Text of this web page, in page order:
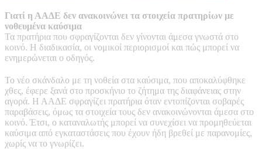
Γιατί η ΑΑΔΕ δεν ανακοινώνει τα στοιχεία πρατηρίων με
νοθευμένα καύσιμα
Τα πρατήρια που σφραγίζονται δεν γίνονται άμεσα γνωστά στο
κοινό. Η διαδικασία, οι νομικοί περιορισμοί και πώς μπορεί να
ενημερώνεται ο οδηγός.
Το νέο σκάνδαλο με τη νοθεία στα καύσιμα, που αποκαλύφθηκε
χθες, έφερε ξανά στο προσκήνιο το ζήτημα της διαφάνειας στην
αγορά. Η ΑΑΔΕ σφραγίζει πρατήρια όταν εντοπίζονται σοβαρές
παραβάσεις, όμως τα στοιχεία τους δεν ανακοινώνονται άμεσα στο
κοινό. Έτσι, ο καταναλωτής μπορεί να συνεχίσει να προμηθεύεται
καύσιμα από εγκαταστάσεις που έχουν ήδη βρεθεί με παρανομίες,
χωρίς να το γνωρίζει.